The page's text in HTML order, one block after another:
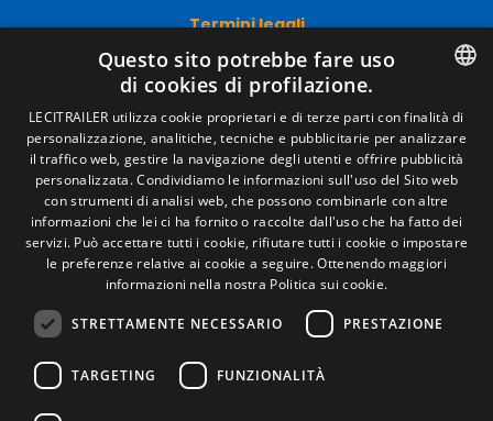
Termini legali
Avviso legale
Politiche sulla privacy
Condizioni generali di vendita
Gestire i cookie
Contatto
Camino de los Huertos, S/N. Apdo 100 .
50620 - Casetas (Zaragoza) Spagna
+(34) 976 462 121
SPANISH
ENGLISH
ITALIAN
PORTUGUESE
Questo sito potrebbe fare uso
di cookies di profilazione.
LECITRAILER utilizza cookie proprietari e di terze parti con finalità di
personalizzazione, analitiche, tecniche e pubblicitarie per analizzare
il traffico web, gestire la navigazione degli utenti e offrire pubblicità
personalizzata. Condividiamo le informazioni sull'uso del Sito web
con strumenti di analisi web, che possono combinarle con altre
informazioni che lei ci ha fornito o raccolte dall'uso che ha fatto dei
servizi. Può accettare tutti i cookie, rifiutare tutti i cookie o impostare
le preferenze relative ai cookie a seguire. Ottenendo maggiori
informazioni nella nostra Politica sui cookie.
STRETTAMENTE NECESSARIO PRESTAZIONE
TARGETING FUNZIONALITÀ